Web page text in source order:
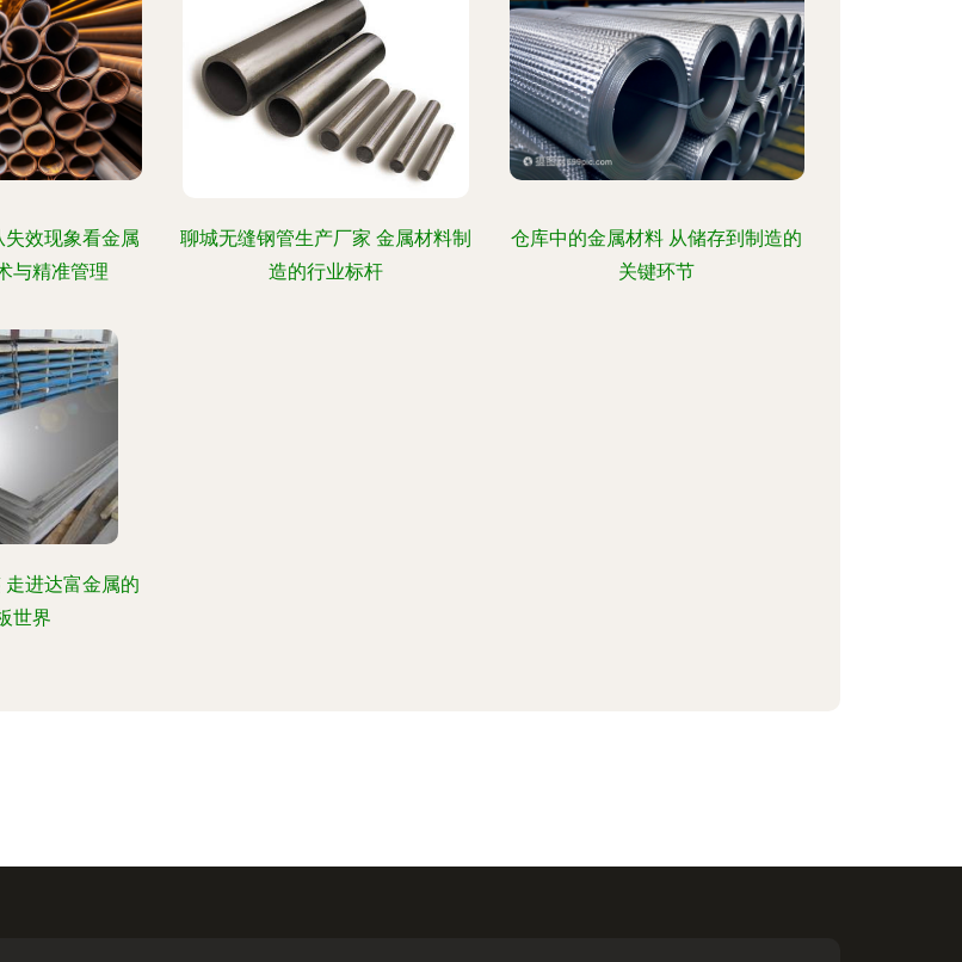
效现象看金属
与精准管理
聊城无缝钢管生产厂家 金属材料制
造的行业标杆
仓库中的金属材料 从储存到制造的
关键环节
进达富金属的
世界